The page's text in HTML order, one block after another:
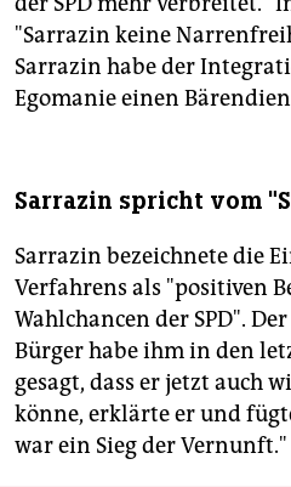
"Sarrazin keine
Sarrazin habe der
Egomanie einen
Sarrazin spricht vom
Sarrazin bezeichnete die
Verfahrens als "positiven
Wahlchancen der SPD".
Bürger habe ihm in den
gesagt, dass er jetzt auch
könne, erklärte er und
war ein Sieg der Vernunft."